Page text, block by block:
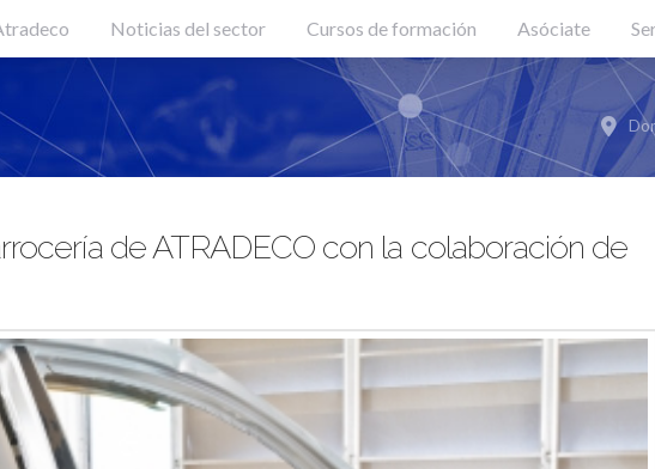
Noticias del sector Cursos de formación Asóciate
de ATRADECO con la colaboración de